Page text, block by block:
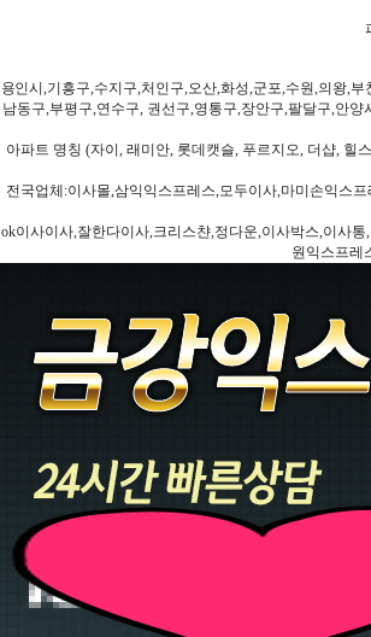
용인시,기흥구,수지구,처인구,오산,화성,군포,수원,의왕,
남동구,부평구,연수구, 권선구,영통구,장안구,팔달구,안
아파트 명칭 (자이, 래미안, 롯데캣슬, 푸르지오, 더샵, 힐
전국업체:이사몰,삼익익스프레스,모두이사,마미손익스
ok이사이사,잘한다이사,크리스챤,정다운,이사박스,이사
원익스프레